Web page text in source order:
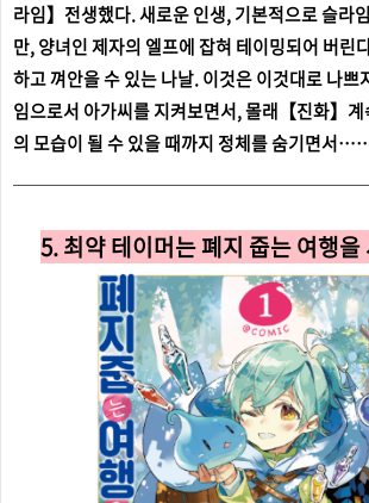
라임】전생했다. 새로운 인생, 기본적으로 슬라
만, 양녀인 제자의 엘프에 잡혀 테이밍되어 버린
하고 껴안을 수 있는 나날. 이것은 이것대로 나쁘
임으로서 아가씨를 지켜보면서, 몰래【진화】
의 모습이 될 수 있을 때까지 정체를 숨기면서
5. 최약 테이머는 폐지 줍는 여행